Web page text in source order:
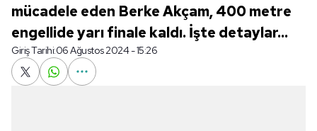
mücadele eden Berke Akçam, 400 metre
engellide yarı finale kaldı. İşte detaylar...
Giriş Tarihi:06 Ağustos 2024 - 15:26